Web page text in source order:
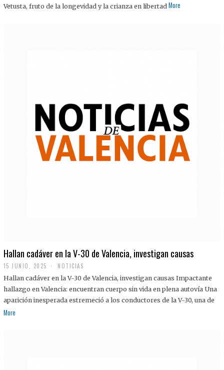
I
Vetusta, fruto de la longevidad y la crianza en libertad More
Hallan cadáver en la V-30 de Valencia, investigan causas
15 JUNIO, 2025 NOTICIAS
Hallan cadáver en la V-30 de Valencia, investigan causas Impactante
hallazgo en Valencia: encuentran cuerpo sin vida en plena autovía Una
aparición inesperada estremeció a los conductores de la V-30, una de
More